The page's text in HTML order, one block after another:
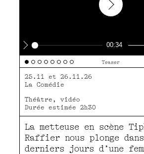
Play
00:34
Play
Teaser
25.11 et 26.11.26
La Comédie
Théâtre, vidéo
Durée estimée 2h30
La metteuse en scène
Raffier nous plonge
derniers jours d’une